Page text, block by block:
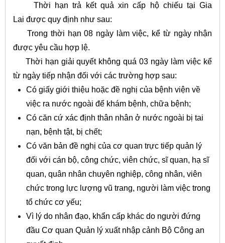
Thời hạn trả kết quả xin cấp hộ chiếu tại Gia
Lai được quy định như sau:
Trong thời hạn 08 ngày làm việc, kể từ ngày nhận
được yêu cầu hợp lệ.
Thời hạn giải quyết không quá 03 ngày làm việc kể
từ ngày tiếp nhận đối với các trường hợp sau:
Có giấy giới thiệu hoặc đề nghị của bệnh viện về
việc ra nước ngoài để khám bệnh, chữa bệnh;
Có căn cứ xác định thân nhân ở nước ngoài bị tai
nạn, bệnh tật, bị chết;
Có văn bản đề nghị của cơ quan trực tiếp quản lý
đối với cán bộ, công chức, viên chức, sĩ quan, hạ sĩ
quan, quân nhân chuyên nghiệp, công nhân, viên
chức trong lực lượng vũ trang, người làm việc trong
tổ chức cơ yếu;
Vì lý do nhân đạo, khẩn cấp khác do người đứng
đầu Cơ quan Quản lý xuất nhập cảnh Bộ Công an